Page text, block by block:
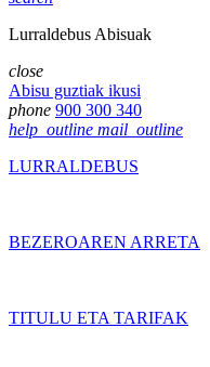
Lurraldebus Abisuak
close
Abisu guztiak ikusi
phone 900 300 340
help_outline mail_outline
LURRALDEBUS
BEZEROAREN ARRETA
TITULU ETA TARIFAK